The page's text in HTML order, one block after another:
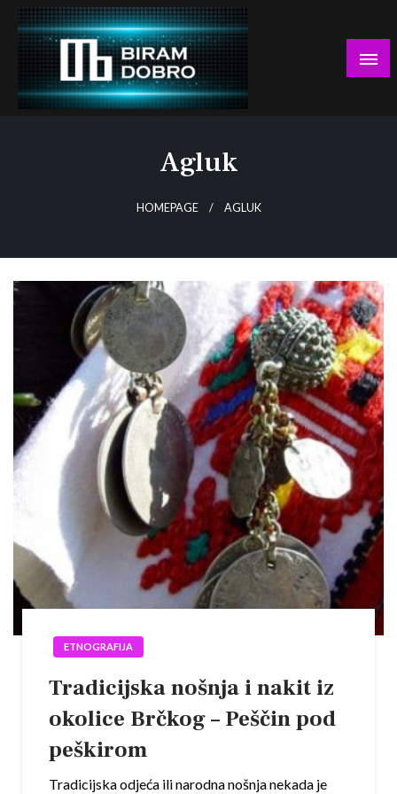
Skip
content
Agluk
HOMEPAGE AGLUK
ETNOGRAFIJA
Tradicijska nošnja i nakit iz
okolice Brčkog – Peščin pod
peškirom
Tradicijska odjeća ili narodna nošnja nekada je